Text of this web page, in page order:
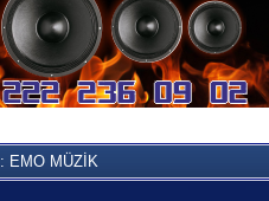
: EMO MÜZİK